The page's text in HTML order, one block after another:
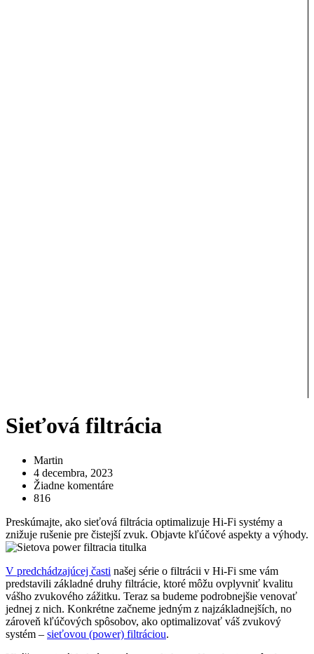
Sieťová filtrácia
Martin
4 decembra, 2023
Žiadne komentáre
816
Preskúmajte, ako sieťová filtrácia optimalizuje Hi-Fi systémy a
znižuje rušenie pre čistejší zvuk. Objavte kľúčové aspekty a výhody.
V predchádzajúcej časti našej série o filtrácii v Hi-Fi sme vám
predstavili základné druhy filtrácie, ktoré môžu ovplyvniť kvalitu
vášho zvukového zážitku. Teraz sa budeme podrobnejšie venovať
jednej z nich. Konkrétne začneme jedným z najzákladnejších, no
zároveň kľúčových spôsobov, ako optimalizovať váš zvukový
systém – sieťovou (power) filtráciou.